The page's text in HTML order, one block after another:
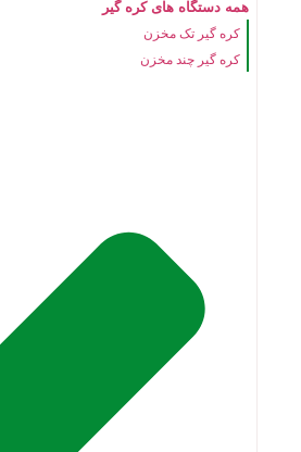
همه دستگاه های کره گیر
کره گیر تک مخزن
کره گیر چند مخزن